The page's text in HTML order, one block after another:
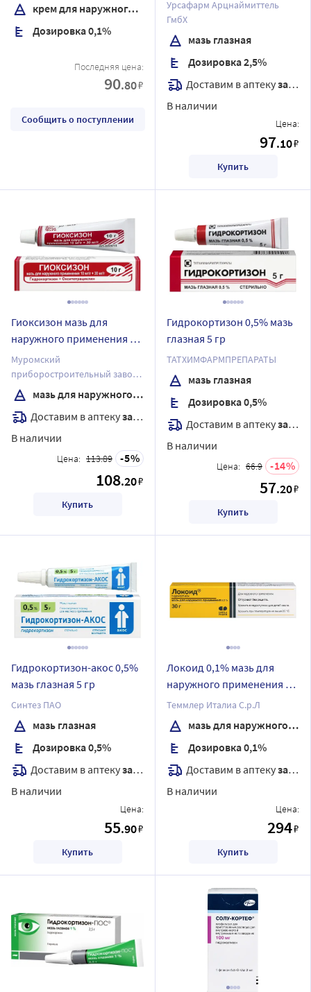
крем для наружного применения
Дозировка 0,1%
Последняя цена:
90.80₽
Сообщить о поступлении
Урсафарм Арцнаймиттель
ГмбХ
мазь глазная
Дозировка 2,5%
Доставим в аптекузавтра
В наличии
Цена:
97.10₽
Купить
Гиоксизон мазь для
наружного применения 10
гр
Муромский
приборостроительный завод
АО
мазь для наружного применения
Доставим в аптекузавтра
В наличии
Цена: 113.89 5
108.20₽
Купить
Гидрокортизон 0,5% мазь
глазная 5 гр
ТАТХИМФАРМПРЕПАРАТЫ
мазь глазная
Дозировка 0,5%
Доставим в аптекузавтра
В наличии
Цена: 66.9 14
57.20₽
Купить
Гидрокортизон-акос 0,5%
мазь глазная 5 гр
Синтез ПАО
мазь глазная
Дозировка 0,5%
Доставим в аптекузавтра
В наличии
Цена:
55.90₽
Купить
Локоид 0,1% мазь для
наружного применения 30
гр
Теммлер Италиа С.р.Л
мазь для наружного применения
Дозировка 0,1%
Доставим в аптекузавтра
В наличии
Цена:
294₽
Купить